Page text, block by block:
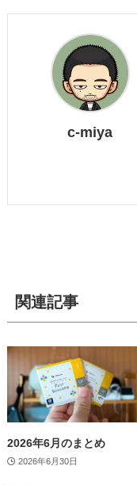
c-miya
関連記事
2026年6月のまとめ
2026年6月30日